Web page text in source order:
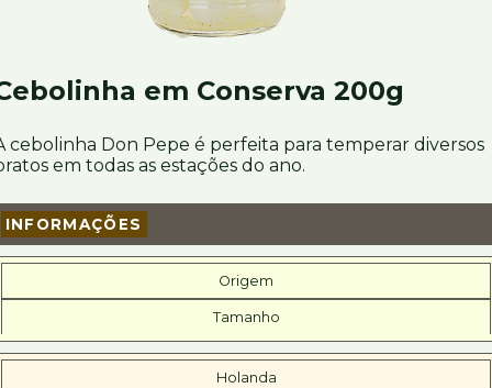
em Conserva 200g
cebolinha Don Pepe é perfeita para temperar diversos
em todas as estações do ano.
INFORMAÇÕES
Origem
Tamanho
Holanda